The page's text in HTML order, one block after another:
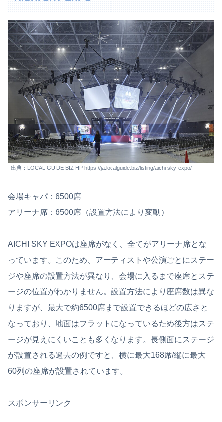
出典：LOCAL GUIDE BIZ HP https://ja.localguide.biz/listing/aichi-sky-expo/
会場キャパ：6500席
アリーナ席：6500席（設置方法により変動）
AICHI SKY EXPOは座席がなく、全てがアリーナ席とな
っています。このため、アーティストや公演ごとにステー
ジや座席の設置方法が異なり、会場に入るまで座席とステ
ージの位置がわかりません。設置方法により座席数は異な
りますが、最大で約6500席まで設置できるほどの広さと
なっており、地面はフラットになっているため後方はステ
ージが見えにくいことも多くなります。長側面にステージ
が設置される過去の例ですと、横に最大168席/縦に最大
60列の座席が設置されています。
スポンサーリンク